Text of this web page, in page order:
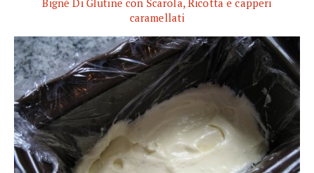
Bignè Di Glutine con Scarola, Ricotta e capperi
caramellati